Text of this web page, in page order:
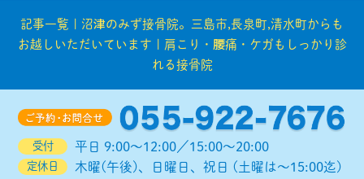
記事一覧 | 沼津のみず接骨院。三島市,長泉町,清水町からも
お越しいただいています | 肩こり・腰痛・ケガもしっかり診
れる接骨院
受付 平日 9:00～12:00／15:00～20:00
定休日 木曜(午後)、日曜日、祝日 (土曜は～15:00迄)